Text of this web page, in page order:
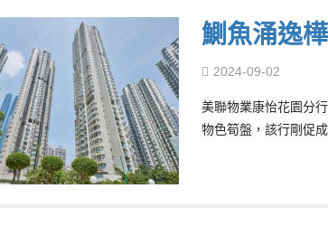
鰂魚涌逸
2024-09-02
美聯物業康怡花園分
物色筍盤，該行剛促